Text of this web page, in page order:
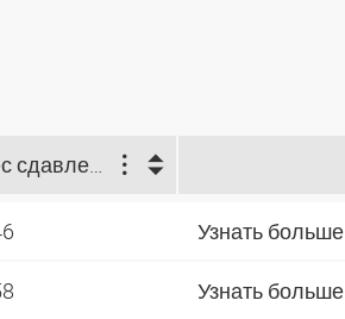
Вес сдавлен. на м (kg)
Узнать больше
Узнать больше